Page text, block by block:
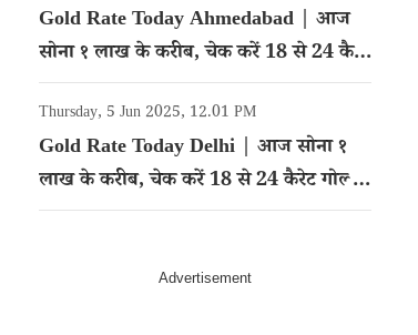
Gold Rate Today Ahmedabad | आज
सोना १ लाख के करीब, चेक करें 18 से 24 कैरेट
गोल्ड का रेट
Thursday, 5 Jun 2025, 12.01 PM
Gold Rate Today Delhi | आज सोना १
लाख के करीब, चेक करें 18 से 24 कैरेट गोल्ड
का रेट